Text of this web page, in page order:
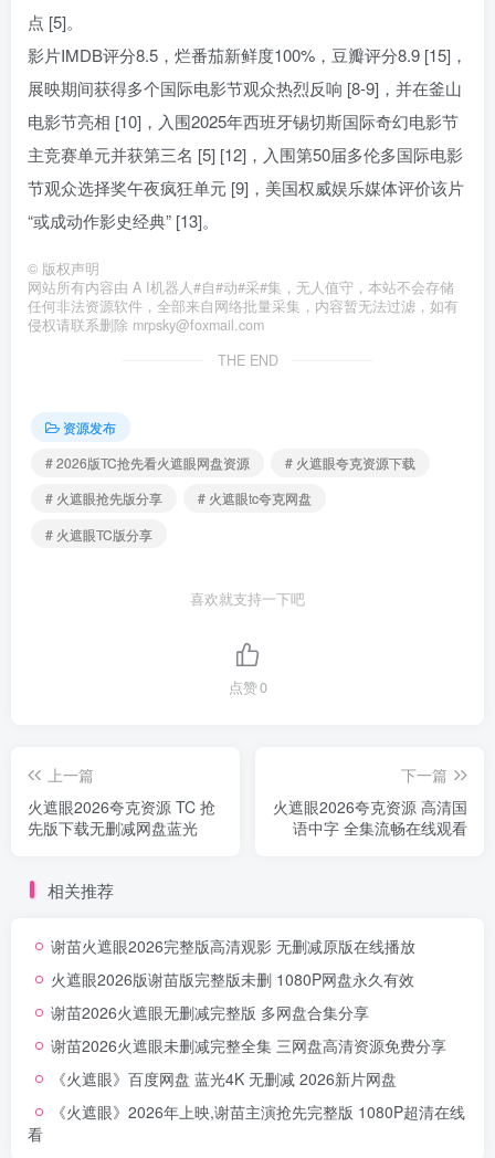
点 [5]。
影片IMDB评分8.5，烂番茄新鲜度100%，豆瓣评分8.9 [15]，
展映期间获得多个国际电影节观众热烈反响 [8-9]，并在釜山
电影节亮相 [10]，入围2025年西班牙锡切斯国际奇幻电影节
主竞赛单元并获第三名 [5] [12]，入围第50届多伦多国际电影
节观众选择奖午夜疯狂单元 [9]，美国权威娱乐媒体评价该片
“或成动作影史经典” [13]。
© 版权声明
网站所有内容由 A I机器人#自#动#采#集，无人值守，本站不会存储
任何非法资源软件，全部来自网络批量采集，内容暂无法过滤，如有
侵权请联系删除 mrpsky@foxmail.com
THE END
资源发布
# 2026版TC抢先看火遮眼网盘资源
# 火遮眼夸克资源下载
# 火遮眼抢先版分享
# 火遮眼tc夸克网盘
# 火遮眼TC版分享
喜欢就支持一下吧
点赞0
上一篇
火遮眼2026夸克资源 TC 抢
先版下载无删减网盘蓝光
下一篇
火遮眼2026夸克资源 高清国
语中字 全集流畅在线观看
相关推荐
谢苗火遮眼2026完整版高清观影 无删减原版在线播放
火遮眼2026版谢苗版完整版未删 1080P网盘永久有效
谢苗2026火遮眼无删减完整版 多网盘合集分享
谢苗2026火遮眼未删减完整全集 三网盘高清资源免费分享
《火遮眼》百度网盘 蓝光4K 无删减 2026新片网盘
《火遮眼》2026年上映,谢苗主演抢先完整版 1080P超清在线
看